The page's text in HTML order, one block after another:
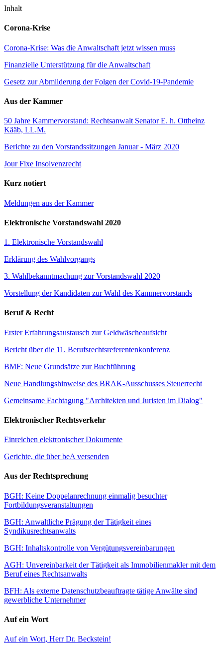
Inhalt
Corona-Krise
Corona-Krise: Was die Anwaltschaft jetzt wissen muss
Finanzielle Unterstützung für die Anwaltschaft
Gesetz zur Abmilderung der Folgen der Covid-19-Pandemie
Aus der Kammer
50 Jahre Kammervorstand: Rechtsanwalt Senator E. h. Ottheinz
Kääb, LL.M.
Berichte zu den Vorstandssitzungen Januar - März 2020
Jour Fixe Insolvenzrecht
Kurz notiert
Meldungen aus der Kammer
Elektronische Vorstandswahl 2020
1. Elektronische Vorstandswahl
Erklärung des Wahlvorgangs
3. Wahlbekanntmachung zur Vorstandswahl 2020
Vorstellung der Kandidaten zur Wahl des Kammervorstands
Beruf & Recht
Erster Erfahrungsaustausch zur Geldwäscheaufsicht
Bericht über die 11. Berufsrechtsreferentenkonferenz
BMF: Neue Grundsätze zur Buchführung
Neue Handlungshinweise des BRAK-Ausschusses Steuerrecht
Gemeinsame Fachtagung "Architekten und Juristen im Dialog"
Elektronischer Rechtsverkehr
Einreichen elektronischer Dokumente
Gerichte, die über beA versenden
Aus der Rechtsprechung
BGH: Keine Doppelanrechnung einmalig besuchter
Fortbildungsveranstaltungen
BGH: Anwaltliche Prägung der Tätigkeit eines
Syndikusrechtsanwalts
BGH: Inhaltskontrolle von Vergütungsvereinbarungen
AGH: Unvereinbarkeit der Tätigkeit als Immobilienmakler mit dem
Beruf eines Rechtsanwalts
BFH: Als externe Datenschutzbeauftragte tätige Anwälte sind
gewerbliche Unternehmer
Auf ein Wort
Auf ein Wort, Herr Dr. Beckstein!